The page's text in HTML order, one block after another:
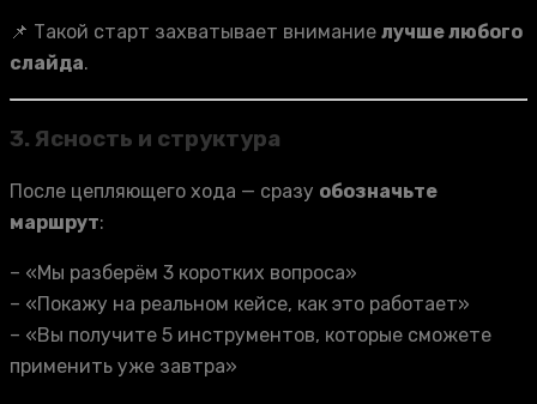
📌 Такой старт захватывает внимание лучше любого
слайда.
3. Ясность и структура
После цепляющего хода — сразу обозначьте
маршрут:
– «Мы разберём 3 коротких вопроса»
– «Покажу на реальном кейсе, как это работает»
– «Вы получите 5 инструментов, которые сможете
применить уже завтра»